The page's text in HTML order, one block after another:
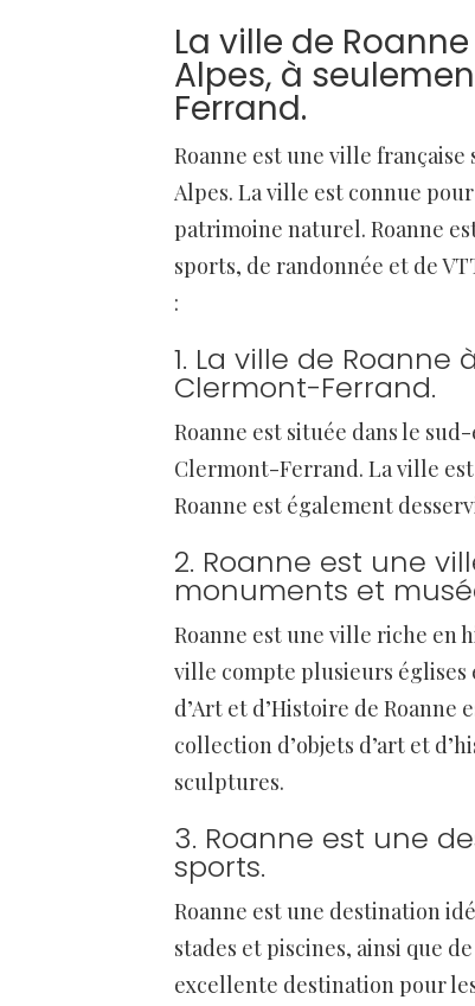
La ville de
Alpes, à
Ferrand.
Roanne est une ville
Alpes. La ville est connue
patrimoine naturel. Roanne
sports, de randonnée et de
:
1. La ville de
Clermont-Ferrand.
Roanne est située dans le
Clermont-Ferrand. La ville
Roanne est également
2. Roanne est une
monuments et
Roanne est une ville riche en
ville compte plusieurs églises
d’Art et d’Histoire de
collection d’objets d’art et
sculptures.
3. Roanne est une
sports.
Roanne est une destination
stades et piscines, ainsi que
excellente destination pour